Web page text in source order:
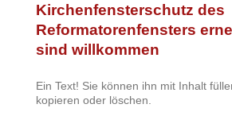
Kirchenfensterschutz des
Reformatorenfensters
sind willkommen
Ein Text! Sie können ihn mit Inhalt
kopieren oder löschen.